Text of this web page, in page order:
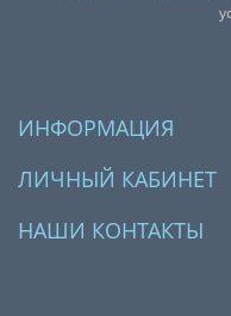
ИНФОРМАЦИЯ
ЛИЧНЫЙ КАБИНЕТ
НАШИ КОНТАКТЫ